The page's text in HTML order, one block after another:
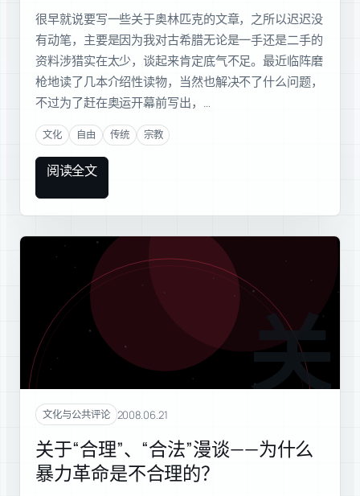
很早就说要写一些关于奥林匹克的文章，之所以迟迟没
有动笔，主要是因为我对古希腊无论是一手还是二手的
资料涉猎实在太少，谈起来肯定底气不足。最近临阵磨
枪地读了几本介绍性读物，当然也解决不了什么问题，
不过为了赶在奥运开幕前写出，…
文化 自由 传统 宗教
阅读全文
关于
文化与公共评论 2008.06.21
关于“合理”、“合法”漫谈——为什么
暴力革命是不合理的？